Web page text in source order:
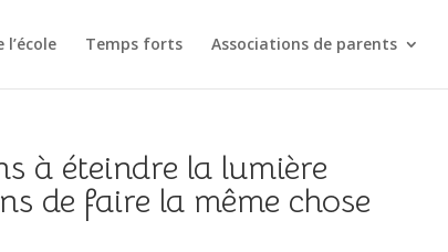
l’école Temps forts Associations de parents
à éteindre la lumière
de faire la même chose